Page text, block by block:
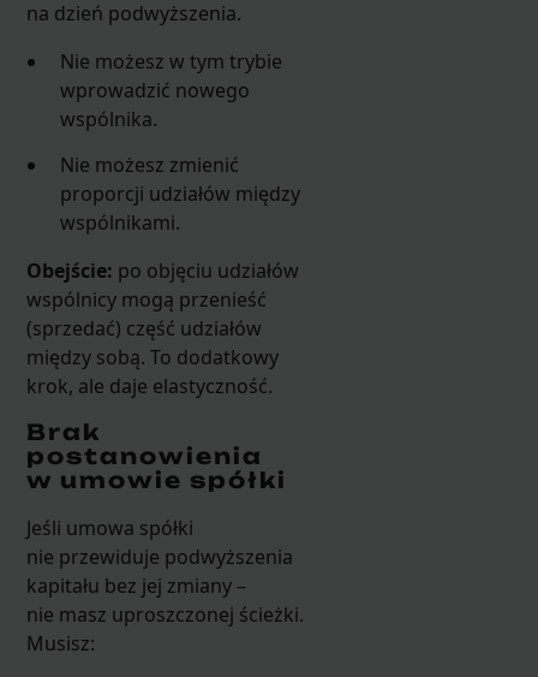
na dzień podwyższenia.
Nie możesz w tym trybie
wprowadzić nowego
wspólnika.
Nie możesz zmienić
proporcji udziałów między
wspólnikami.
Obejście: po objęciu udziałów
wspólnicy mogą przenieść
(sprzedać) część udziałów
między sobą. To dodatkowy
krok, ale daje elastyczność.
Brak
postanowienia
w umowie spółki
Jeśli umowa spółki
nie przewiduje podwyższenia
kapitału bez jej zmiany –
nie masz uproszczonej ścieżki.
Musisz: